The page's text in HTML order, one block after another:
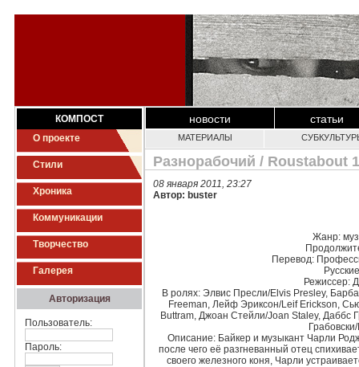
КОМПОСТ
О проекте
Стили
Хроника
Коммуникации
Творчество
Галерея
Авторизация
Пользователь:
Пароль:
новости статьи
МАТЕРИАЛЫ
Разнорабочий / Roustabout
08 января 2011, 23:27
Автор: buster
Жанр:
Перевод:
Режиссер:
В ролях: Элвис Пресли/Elvis Presley,
Freeman, Лейф Эриксон/Leif Erickson,
Buttram, Джоан Стейли/Joan Staley, Даббс
Описание: Байкер и музыкант Чарли
после чего её разгневанный отец
своего железного коня, Чарли